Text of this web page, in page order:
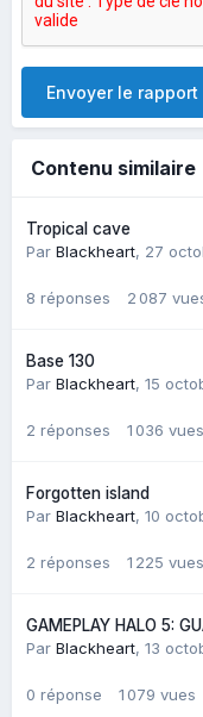
Envoyer le rapport
Contenu similaire
Tropical cave
Par Blackheart, 27
8 réponses 2 087
Base 130
Par Blackheart, 15
2 réponses 1 036 vues
Forgotten island
Par Blackheart, 10
2 réponses 1 225 vues
GAMEPLAY HALO 5:
Par Blackheart, 13
0 réponse 1 079 vues